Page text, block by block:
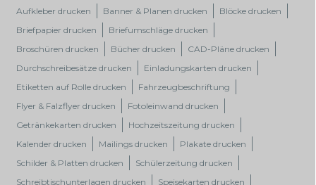
Aufkleber drucken
Banner & Planen drucken
Blöcke drucken
Briefpapier drucken
Briefumschläge drucken
Broschüren drucken
Bücher drucken
CAD-Pläne drucken
Durchschreibesätze drucken
Einladungskarten drucken
Etiketten auf Rolle drucken
Fahrzeugbeschriftung
Flyer & Falzflyer drucken
Fotoleinwand drucken
Getränkekarten drucken
Hochzeitszeitung drucken
Kalender drucken
Mailings drucken
Plakate drucken
Schilder & Platten drucken
Schülerzeitung drucken
Schreibtischunterlagen drucken
Speisekarten drucken